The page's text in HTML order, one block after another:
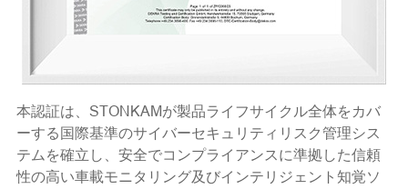
本認証は、STONKAMが製品ライフサイクル全体をカバ
ーする国際基準のサイバーセキュリティリスク管理シス
テムを確立し、安全でコンプライアンスに準拠した信頼
性の高い車載モニタリング及びインテリジェント知覚ソ